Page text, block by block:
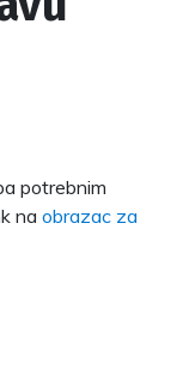
potrebnim
na obrazac za